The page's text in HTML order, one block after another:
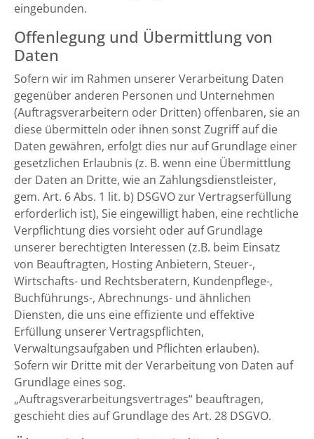
eingebunden.
Offenlegung und Übermittlung von
Daten
Sofern wir im Rahmen unserer Verarbeitung Daten
gegenüber anderen Personen und Unternehmen
(Auftragsverarbeitern oder Dritten) offenbaren, sie an
diese übermitteln oder ihnen sonst Zugriff auf die
Daten gewähren, erfolgt dies nur auf Grundlage einer
gesetzlichen Erlaubnis (z. B. wenn eine Übermittlung
der Daten an Dritte, wie an Zahlungsdienstleister,
gem. Art. 6 Abs. 1 lit. b) DSGVO zur Vertragserfüllung
erforderlich ist), Sie eingewilligt haben, eine rechtliche
Verpflichtung dies vorsieht oder auf Grundlage
unserer berechtigten Interessen (z.B. beim Einsatz
von Beauftragten, Hosting Anbietern, Steuer-,
Wirtschafts- und Rechtsberatern, Kundenpflege-,
Buchführungs-, Abrechnungs- und ähnlichen
Diensten, die uns eine effiziente und effektive
Erfüllung unserer Vertragspflichten,
Verwaltungsaufgaben und Pflichten erlauben).
Sofern wir Dritte mit der Verarbeitung von Daten auf
Grundlage eines sog.
„Auftragsverarbeitungsvertrages“ beauftragen,
geschieht dies auf Grundlage des Art. 28 DSGVO.